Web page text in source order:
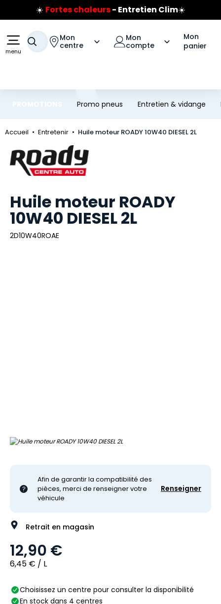
Aller au contenu principal
Aller à la navigation
☀️ Fortes chaleurs- Entretien Clim☀️
Prix coûtant pneus Bridgestone
🔥
Jusqu'à 120€ remboursés
sur les pneus Bridgestone
menu
Votre recherche
Mon
centre
Mon
compte
Mon
panier
Promo pneus Entretien & vidange
Accueil Entretenir Huile moteur ROADY 10W40 DIESEL 2L
Marque
Huile moteur ROADY
10W40 DIESEL 2L
2D10W40ROAE
Afin de garantir la compatibilité des
pièces, merci de renseigner votre
véhicule
Renseigner
Retrait en magasin
12,90 €
6,45 € / L
Choisissez un centre pour consulter la disponibilité
En stock dans 4 centres